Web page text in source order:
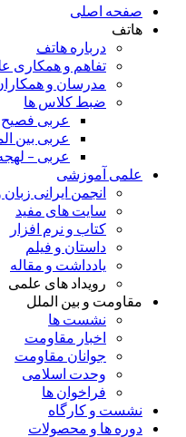
صفحه اصلی
هاتف
درباره هاتف
تفاهم و همکاری
مدرسان و
ضبط کلاس ها
عربی فصیح
عربی بین
عربی –
علمی آموزشی
انجمن ایرانی
سایت های مفید
کتاب و نرم افزار
داستان و فیلم
یادداشت و مقاله
رویداد های علمی
مقاومت و بین الملل
نشست ها
اخبار مقاومت
جوانان مقاومت
وحدت اسلامی
فراخوان ها
نشست و کارگاه
دوره ها و محصولات